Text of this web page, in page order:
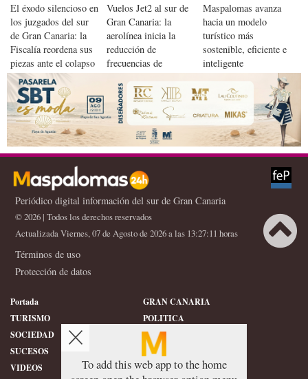
El éxodo silencioso en
los juzgados del sur
de Gran Canaria: la
Fiscalía reordena sus
piezas ante el colapso
del polo turístico
Vuelos Jet2 al sur de
Gran Canaria: la
aerolínea inicia la
reducción de
frecuencias de
invierno por el
combustible
Maspalomas avanza
hacia un modelo
turístico más
sostenible, eficiente e
inteligente
Periódico digital información del sur de Gran Canaria
© 2026 | Todos los derechos reservados
Actualizada Viernes, 07 de Agosto de 2026 a las 13:27:11 horas
Términos de uso
Protección de datos
Portada
GRAN CANARIA
TURISMO
POLITICA
SOCIEDAD
DEPORTES
SUCESOS
HISTORIA
VIDEOS
CONFIDENCIAL
To add this web app to the home